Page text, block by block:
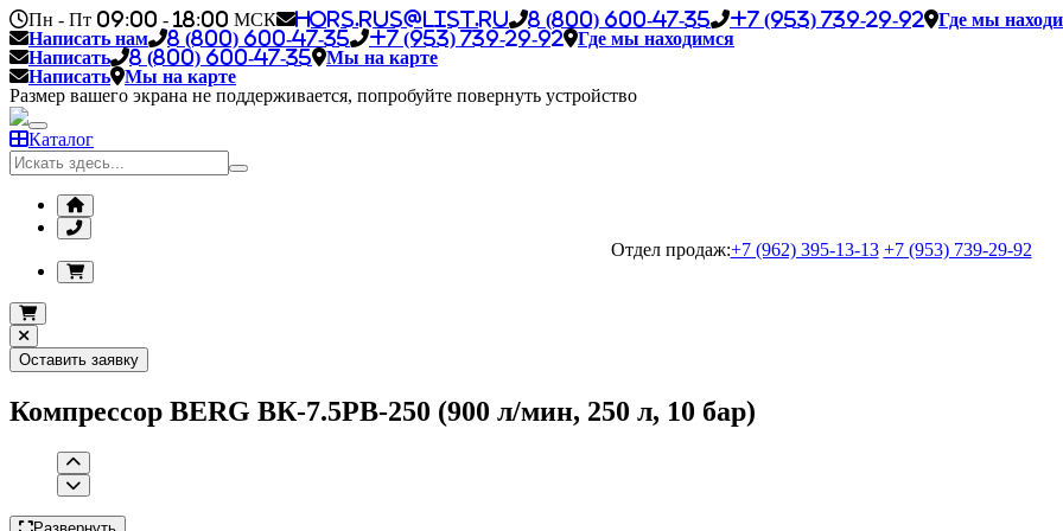
Пн - Пт 09:00 - 18:00 МСК hors.rus@list.ru 8 (800) 600-47-35 +7 (953) 739-29-92
Где мы
Написать нам
8 (800) 600-47-35 +7 (953) 739-29-92
Где мы находимся
Написать
8 (800) 600-47-35
Мы на карте
Написать
Мы на карте
Размер вашего экрана не поддерживается, попробуйте повернуть устройство
Каталог
Отдел продаж:+7 (962) 395-13-13 +7 (953) 739-29-92
Оставить заявку
Компрессор BERG ВК-7.5РВ-250 (900 л/мин, 250 л, 10 бар)